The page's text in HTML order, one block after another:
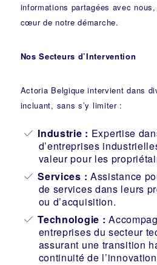
informations partagées avec
cœur de notre démarche.
Nos Secteurs d’Intervention
Actoria Belgique intervient dans
incluant, sans s’y limiter :
Industrie : Expertise
d’entreprises
valeur pour les
Services : Assistance
de services dans leurs
ou d’acquisition.
Technologie :
entreprises du secteur
assurant une transition
continuité de